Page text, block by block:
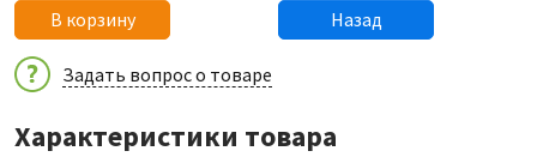
В корзину Назад
Задать вопрос о товаре
Характеристики товара